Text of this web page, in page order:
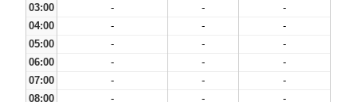
03:00
- -
-
04:00
- -
-
05:00
- -
-
06:00
- -
-
07:00
- -
-
08:00
- -
-